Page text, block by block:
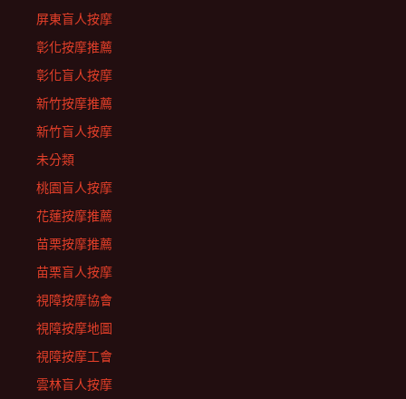
屏東盲人按摩
彰化按摩推薦
彰化盲人按摩
新竹按摩推薦
新竹盲人按摩
未分類
桃園盲人按摩
花蓮按摩推薦
苗栗按摩推薦
苗栗盲人按摩
視障按摩協會
視障按摩地圖
視障按摩工會
雲林盲人按摩